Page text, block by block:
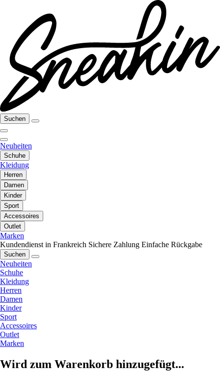
Suchen
Neuheiten
Schuhe
Kleidung
Herren
Damen
Kinder
Sport
Accessoires
Outlet
Marken
Kundendienst in Frankreich Sichere Zahlung Einfache Rückgabe
Suchen
Neuheiten
Schuhe
Kleidung
Herren
Damen
Kinder
Sport
Accessoires
Outlet
Marken
Wird zum Warenkorb hinzugefügt...